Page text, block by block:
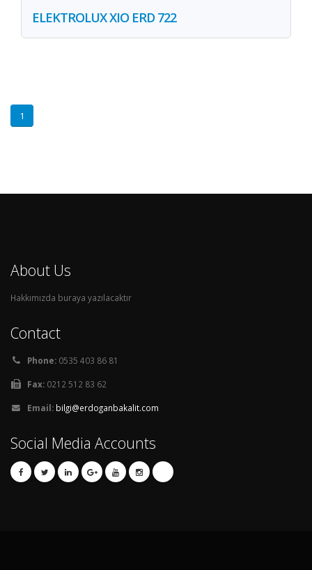
ELEKTROLUX XIO ERD 722
1
About Us
Hakkımızda buraya yazılacaktır
Contact
Phone: 0535 403 86 81
Fax: 0212 512 83 62
Email: bilgi@erdoganbakalit.com
Social Media Accounts